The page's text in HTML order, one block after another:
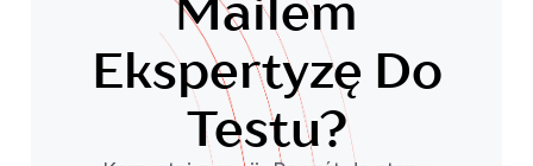
Mailem
Ekspertyzę Do
Testu?